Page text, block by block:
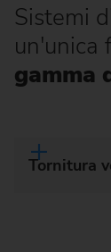
Sistemi
un'unica
gamma
Tornitura